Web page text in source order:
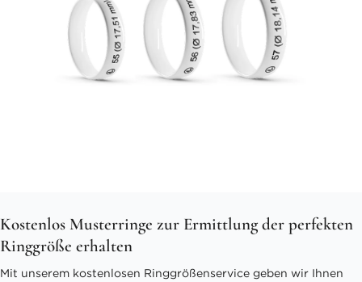
Kostenlos Musterringe zur Ermittlung der perfekten
Ringgröße erhalten
Mit unserem kostenlosen Ringgrößenservice geben wir Ihnen